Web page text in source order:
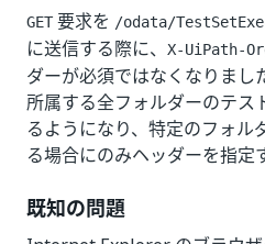
GET要求を /odata/
に送信する際に、
X-UiPath-
ダーが必須ではなくなりま
所属する全フォルダーのテス
るようになり、特定のフォル
る場合にのみヘッダーを指定
既知の問題